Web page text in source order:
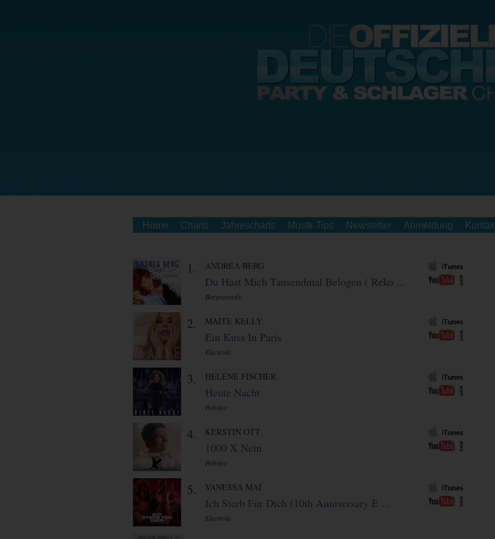
Home Charts Jahrescharts Musik-Tips Newsletter Anmeldung
1. ANDREA BERG
Du Hast Mich Tausendmal Belogen ( Reko ...
Bergrecords
2. MAITE KELLY
Ein Kuss In Paris
Electrola
3. HELENE FISCHER
Heute Nacht
Polydor
4. KERSTIN OTT
1000 X Nein
Polydor
5. VANESSA MAI
Ich Sterb Für Dich (10th Anniversary E ...
Electrola